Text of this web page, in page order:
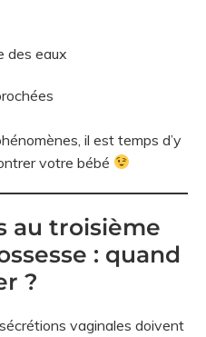
des eaux
il est temps d’y
votre bébé
au troisième
: quand
?
vaginales doivent